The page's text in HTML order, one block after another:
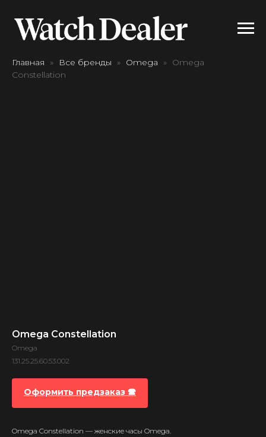
Главная Все бренды Omega
Omega
Constellation
Omega Constellation
Omega
131.25.25.60.53.002
Оформить предзаказ 🕿
Omega Constellation — женские часы Omega.